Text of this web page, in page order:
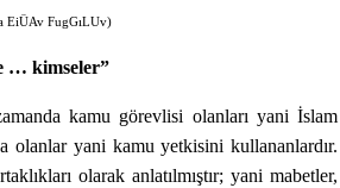
EiÜAv FugGıLUv)
… kimseler”
kamu görevlisi olanları yani İslam
olanlar yani kamu yetkisini kullananlardır.
olarak anlatılmıştır; yani mabetler,